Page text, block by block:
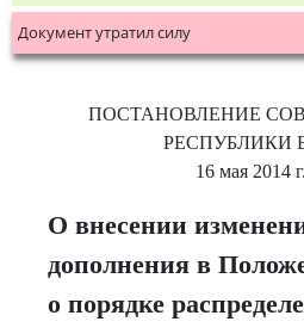
Документ утратил силу
ПОСТАНОВЛЕНИЕ
РЕСПУБЛИКИ
16 мая 2014 г.
О внесении
дополнения в
о порядке